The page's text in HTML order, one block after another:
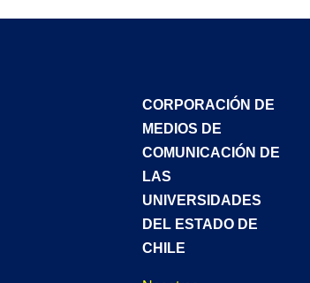
CORPORACIÓN DE
MEDIOS DE
COMUNICACIÓN DE
LAS
UNIVERSIDADES
DEL ESTADO DE
CHILE